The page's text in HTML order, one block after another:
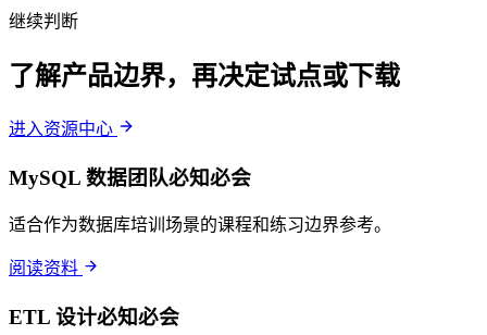
继续判断
了解产品边界，再决定试点或下载
进入资源中心
MySQL 数据团队必知必会
适合作为数据库培训场景的课程和练习边界参考。
阅读资料
ETL 设计必知必会